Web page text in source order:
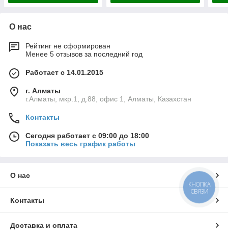
О нас
Рейтинг не сформирован
Менее 5 отзывов за последний год
Работает с 14.01.2015
г. Алматы
г.Алматы, мкр.1, д.88, офис 1, Алматы, Казахстан
Контакты
Сегодня работает с 09:00 до 18:00
Показать весь график работы
О нас
Контакты
Доставка и оплата
КНОПКА
СВЯЗИ